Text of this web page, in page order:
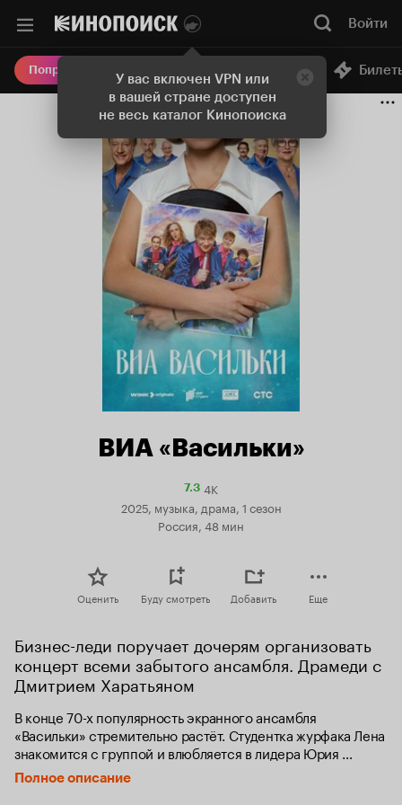
У вас включен VPN или
в вашей стране доступен
не весь каталог Кинопоиска
Войти
Попробовать Плюс Онлайн-кинотеатр
ВИА «Васильки»
7.3Рейтинг
Кинопоиска
7.3
4K
2025, музыка, драма, 1 сезон
Россия, 48 мин
Оценить Буду смотреть Добавить Еще
Бизнес-леди поручает дочерям организовать
концерт всеми забытого ансамбля. Драмеди с
Дмитрием Харатьяном
В конце 70-х популярность экранного ансамбля
«Васильки» стремительно растёт. Студентка журфака Лена
знакомится с группой и влюбляется в лидера Юрия
Василькова. Но внезапно «Васильки» исчезают со сцены.
Спустя сорок пять лет дочки Лены и внук Рома
Полное описание